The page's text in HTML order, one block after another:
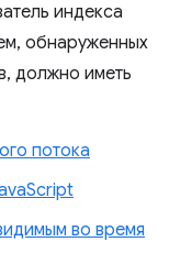
индекса
обнаруженных
должно иметь
потока
во время